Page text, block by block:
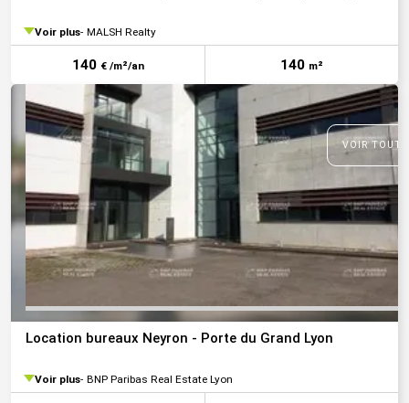
Voir plus MALSH Realty
140 € /m²/an 140 m²
VOIR
Location bureaux Neyron - Porte du Grand Lyon
Voir plus BNP Paribas Real Estate Lyon